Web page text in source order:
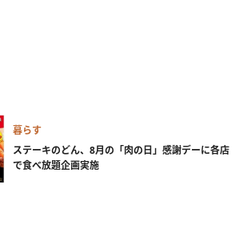
暮らす
ステーキのどん、8月の「肉の日」感謝デーに各店
で食べ放題企画実施